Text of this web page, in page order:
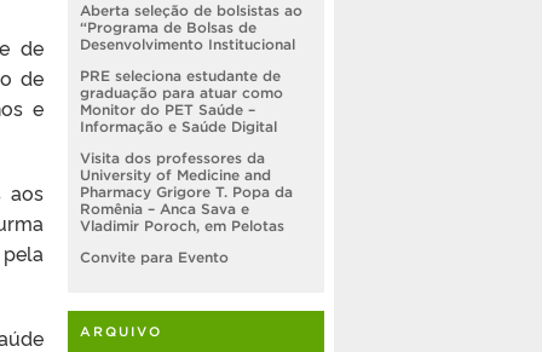
de
de
e
aos
Aberta seleção de bolsistas ao
“Programa de Bolsas de
Desenvolvimento Institucional
PRE seleciona estudante de
graduação para atuar como
Monitor do PET Saúde –
Informação e Saúde Digital
Visita dos professores da
University of Medicine and
Pharmacy Grigore T. Popa da
Romênia – Anca Sava e
Vladimir Poroch, em Pelotas
Convite para Evento
ARQUIVO